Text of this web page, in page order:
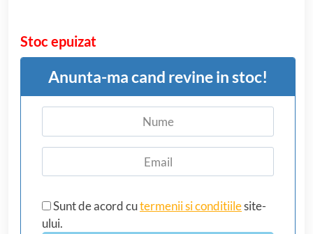
Stoc epuizat
Anunta-ma cand revine in stoc!
Sunt de acord cutermenii si conditiilesite-
ului.